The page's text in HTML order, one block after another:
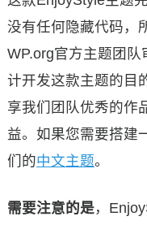
没有任何隐藏代码，
WP.org官方主题团
计开发这款主题的目
享我们团队优秀的作
益。如果您需要搭建
们的中文主题。
需要注意的是，